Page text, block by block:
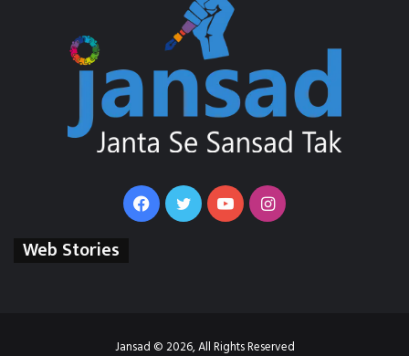
FacebookTwitterYouTubeInstagram
Web Stories
Jansad © 2026, All Rights Reserved